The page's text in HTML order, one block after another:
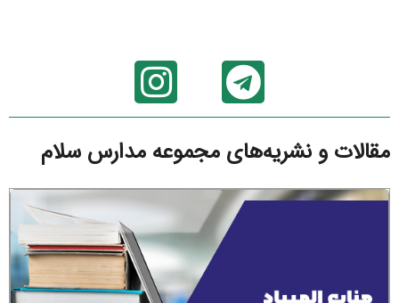
مقالات و نشریه‌های مجموعه مدارس سلام